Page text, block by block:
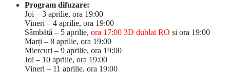
Program difuzare:
Joi – 3 aprilie, ora 19:00
Vineri – 4 aprilie, ora 19:00
Sâmbătă – 5 aprilie, ora 17:00 3D dublat RO si ora 19:00
Marți – 8 aprilie, ora 19:00
Miercuri – 9 aprilie, ora 19:00
Joi – 10 aprilie, ora 19:00
Vineri – 11 aprilie, ora 19:00